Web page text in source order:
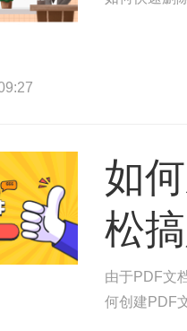
如
松
由于PDF文
何创建PDF